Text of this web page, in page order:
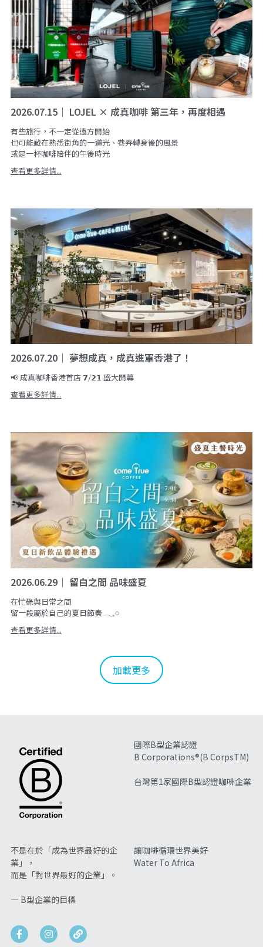
2026.07.15｜ LOJEL × 成真咖啡 第三年，再度相遇
有些旅行，不一定從遠方開始
也可能藏在熟悉街角的一道光、巷弄轉身後的風景
或是一杯咖啡陪伴的午後時光
查看更多詳情...
2026.07.20｜ 夢想成真，成真進軍香港了！
📢 成真咖啡香港首店 𝟳/𝟮𝟭 盛大開幕
查看更多詳情...
2026.06.29｜ 留白之間 品味盛夏
在忙碌與日常之間
留一段屬於自己的夏日節奏 𓂃𓈒𓏸
查看更多詳情...
加載更多
國際B型企業認證
B Corporations®(B CorpsTM)
台灣第1家國際B型認證咖啡企業
不是在於「成為世界最好的企
業」，
而是「對世界最好的企業」。
— B型企業的目標
讓咖啡循環世界美好
Water To Africa